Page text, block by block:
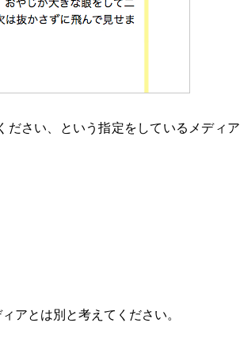
ださい、という指定をしているメディア
アとは別と考えてください。